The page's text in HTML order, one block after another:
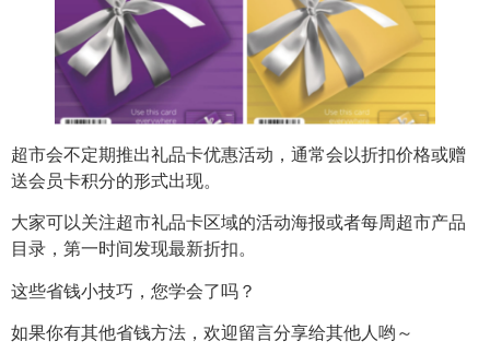
超市会不定期推出礼品卡优惠活动，通常会以折扣价格或赠
送会员卡积分的形式出现。
大家可以关注超市礼品卡区域的活动海报或者每周超市产品
目录，第一时间发现最新折扣。
这些省钱小技巧，您学会了吗？
如果你有其他省钱方法，欢迎留言分享给其他人哟～